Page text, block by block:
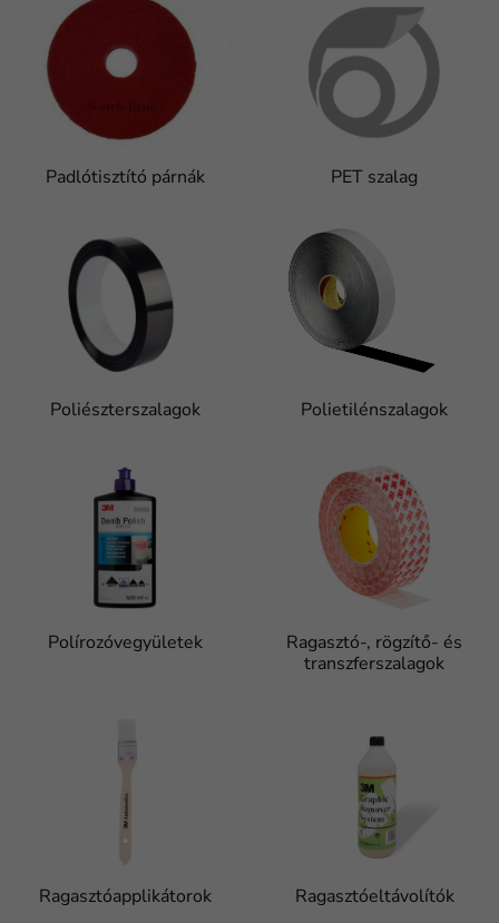
Padlótisztító párnák PET szalag
Poliészterszalagok Polietilénszalagok
Polírozóvegyületek
Ragasztó-, rögzítő- és
transzferszalagok
Ragasztóapplikátorok Ragasztóeltávolítók